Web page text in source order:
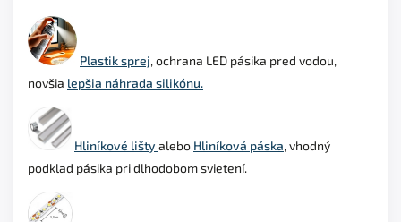
Plastik sprej, ochrana LED pásika pred vodou,
novšia lepšia náhrada silikónu.
Hliníkové lišty alebo Hliníková páska, vhodný
podklad pásika pri dlhodobom svietení.